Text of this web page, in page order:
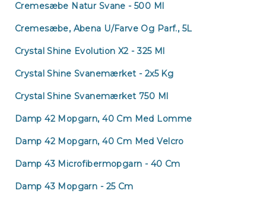
Cremesæbe Natur Svane - 500 Ml
Cremesæbe, Abena U/farve Og Parf., 5L
Crystal Shine Evolution X2 - 325 Ml
Crystal Shine Svanemærket - 2x5 Kg
Crystal Shine Svanemærket 750 Ml
Damp 42 Mopgarn, 40 Cm Med Lomme
Damp 42 Mopgarn, 40 Cm Med Velcro
Damp 43 Microfibermopgarn - 40 Cm
Damp 43 Mopgarn - 25 Cm